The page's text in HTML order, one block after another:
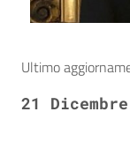
Ultimo
21